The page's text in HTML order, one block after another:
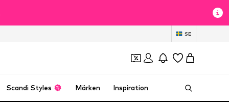
SE
Scandi Styles Märken Inspiration